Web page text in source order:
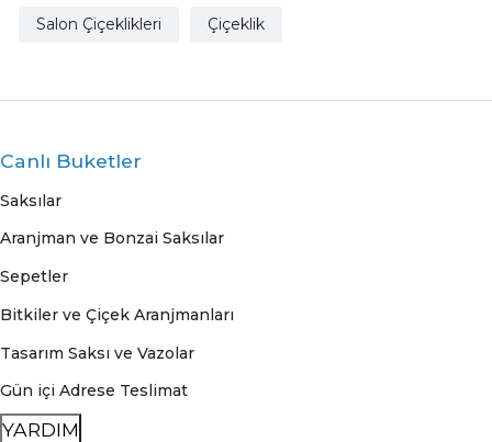
Salon Çiçeklikleri Çiçeklik
Canlı Buketler
Saksılar
Aranjman ve Bonzai Saksılar
Sepetler
Bitkiler ve Çiçek Aranjmanları
Tasarım Saksı ve Vazolar
Gün içi Adrese Teslimat
YARDIM